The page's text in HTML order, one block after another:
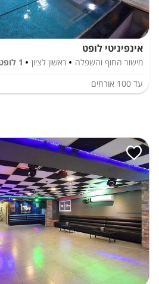
אינפיניטי לופט
מישור החוף והשפלה ראשון לציון
1 לופט
עד 100 אורחים